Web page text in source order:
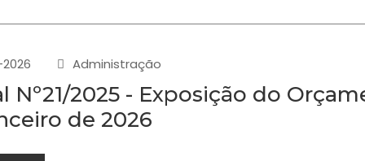
Administração
Nº21/2025 - Exposição do
de 2026